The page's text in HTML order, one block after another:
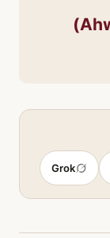
Grok